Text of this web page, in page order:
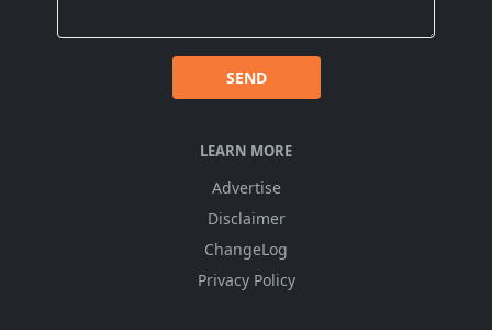
SEND
LEARN MORE
Advertise
Disclaimer
ChangeLog
Privacy Policy